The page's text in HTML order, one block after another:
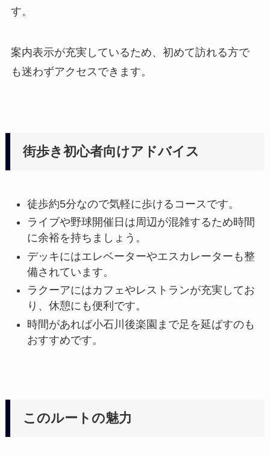
す。
案内表示が充実しているため、初めて訪れる方で
も迷わずアクセスできます。
街歩き初心者向けアドバイス
徒歩約5分なので気軽に歩けるコースです。
ライブや野球開催日は周辺が混雑するため時間
に余裕を持ちましょう。
デッキにはエレベーターやエスカレーターも整
備されています。
ラクーアにはカフェやレストランが充実してお
り、休憩にも便利です。
時間があれば小石川後楽園まで足を延ばすのも
おすすめです。
このルートの魅力